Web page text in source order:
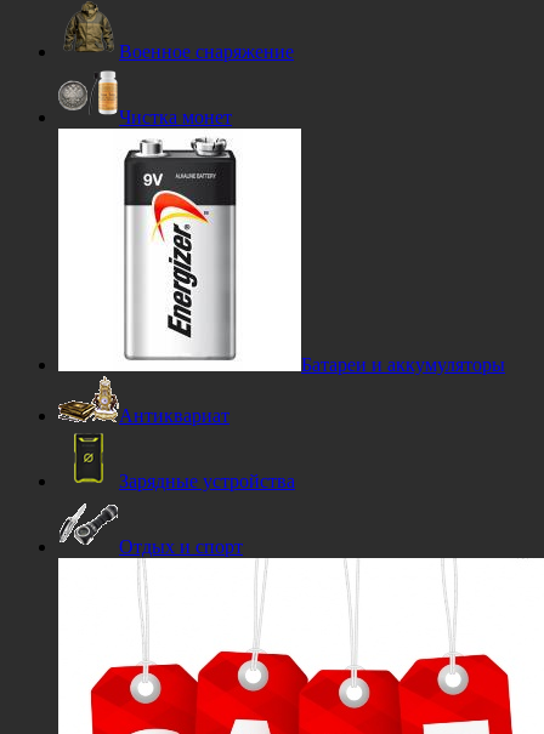
Военное снаряжение
Чистка монет
Батареи и аккумуляторы
Антиквариат
Зарядные устройства
Отдых и спорт